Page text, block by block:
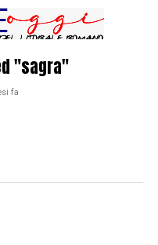
"sagra"
fa